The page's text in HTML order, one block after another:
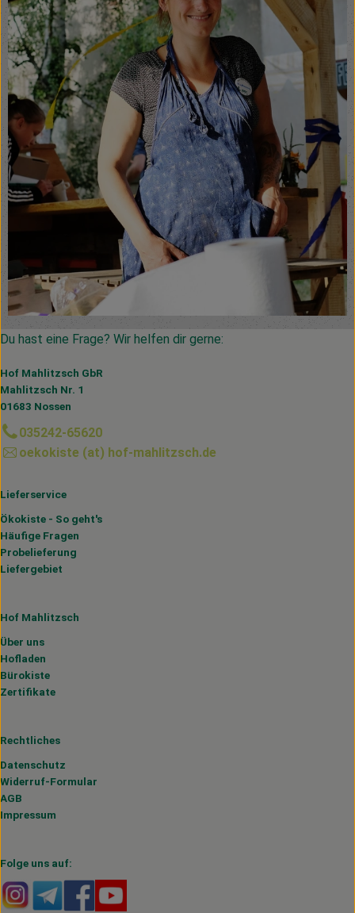
Du hast eine Frage? Wir helfen dir gerne:
Hof Mahlitzsch GbR
Mahlitzsch Nr. 1
01683 Nossen
035242-65620
oekokiste (at) hof-mahlitzsch.de
Lieferservice
Ökokiste - So geht's
Häufige Fragen
Probelieferung
Liefergebiet
Hof Mahlitzsch
Über uns
Hofladen
Bürokiste
Zertifikate
Rechtliches
Datenschutz
Widerruf-Formular
AGB
Impressum
Folge uns auf:
Externer Link zu https://www.instagram.com/
Externer Link zu https://t.me/s/hofmahlitzsch
Externer Link zu https://www.facebook.com/